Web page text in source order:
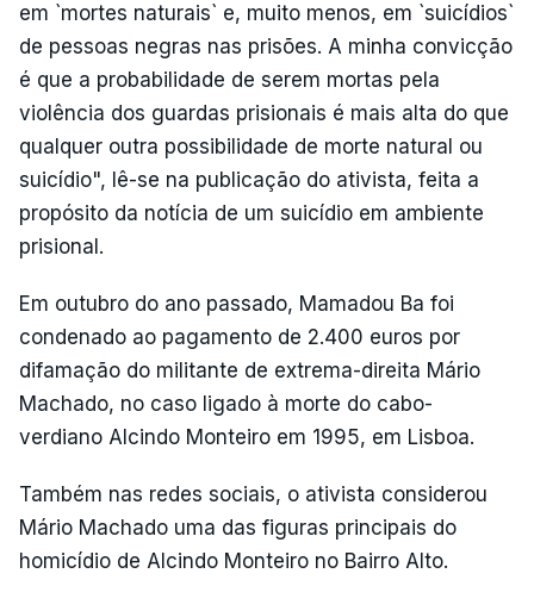
em `mortes naturais` e, muito menos, em `suicídios`
de pessoas negras nas prisões. A minha convicção
é que a probabilidade de serem mortas pela
violência dos guardas prisionais é mais alta do que
qualquer outra possibilidade de morte natural ou
suicídio", lê-se na publicação do ativista, feita a
propósito da notícia de um suicídio em ambiente
prisional.
Em outubro do ano passado, Mamadou Ba foi
condenado ao pagamento de 2.400 euros por
difamação do militante de extrema-direita Mário
Machado, no caso ligado à morte do cabo-
verdiano Alcindo Monteiro em 1995, em Lisboa.
Também nas redes sociais, o ativista considerou
Mário Machado uma das figuras principais do
homicídio de Alcindo Monteiro no Bairro Alto.